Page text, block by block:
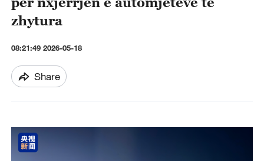
zhytura
08:21:49 2026-05-18
Share